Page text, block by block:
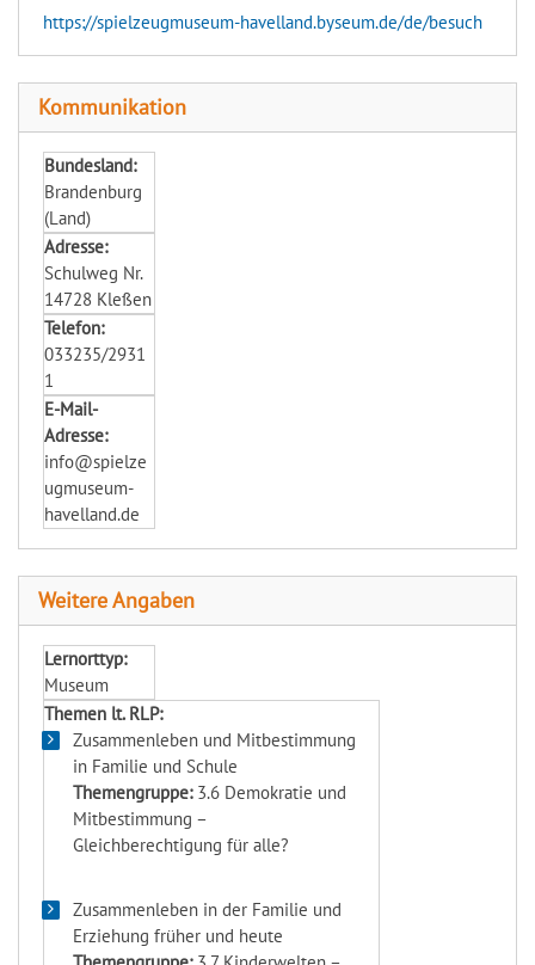
https://spielzeugmuseum-havelland.byseum.de/de/besuch
Kommunikation
Bundesland:
Brandenburg
(Land)
Adresse:
Schulweg Nr.
14728 Kleßen
Telefon:
033235/2931
1
E-Mail-
Adresse:
info@spielze
ugmuseum-
havelland.de
Weitere Angaben
Lernorttyp:
Museum
Themen lt. RLP:
Zusammenleben und Mitbestimmung
in Familie und Schule
Themengruppe: 3.6 Demokratie und
Mitbestimmung –
Gleichberechtigung für alle?
Zusammenleben in der Familie und
Erziehung früher und heute